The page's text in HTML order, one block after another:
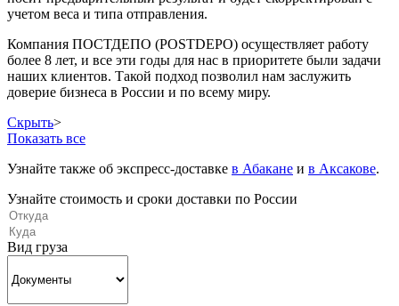
учетом веса и типа отправления.
Компания ПОСТДЕПО (POSTDEPO) осуществляет работу
более 8 лет, и все эти годы для нас в приоритете были задачи
наших клиентов. Такой подход позволил нам заслужить
доверие бизнеса в России и по всему миру.
Скрыть>
Показать все
Узнайте также об экспресс-доставке в Абакане и в Аксакове.
Узнайте стоимость и сроки доставки по России
Вид груза